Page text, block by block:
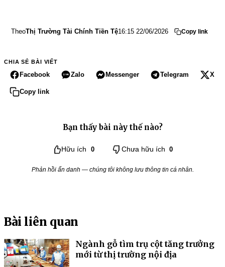
TheoThị Trường Tài Chính Tiền Tệ16:15 22/06/2026 Copy link
CHIA SẺ BÀI VIẾT
Facebook Zalo Messenger Telegram X
Copy link
Bạn thấy bài này thế nào?
Hữu ích 0 Chưa hữu ích 0
Phản hồi ẩn danh — chúng tôi không lưu thông tin cá nhân.
Bài liên quan
Ngành gỗ tìm trụ cột tăng trưởng
mới từ thị trường nội địa